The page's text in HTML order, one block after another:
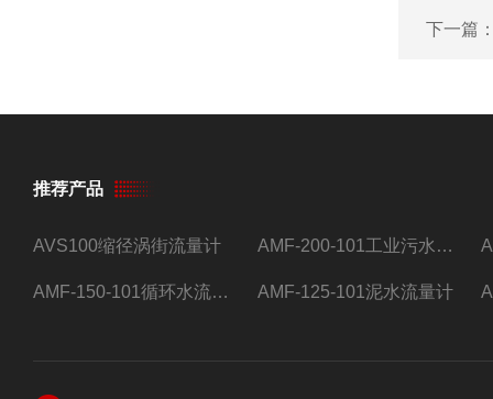
下一篇
推荐产品
AVS100缩径涡街流量计 AMF-200-101工业污水流量计
AMF-150-101循环水流量计,电磁流量计 AMF-125-101泥水流量计